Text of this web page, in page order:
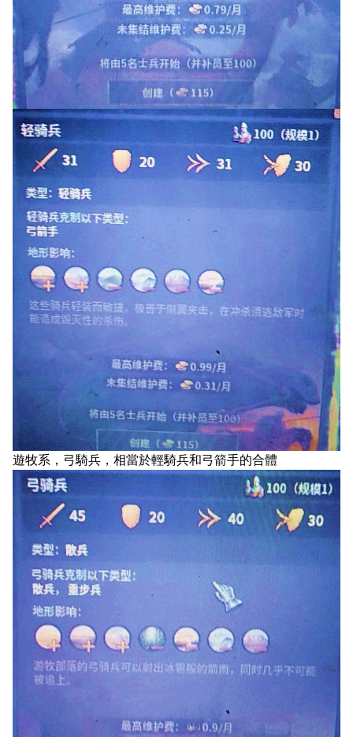
遊牧系，弓騎兵，相當於輕騎兵和弓箭手的合體